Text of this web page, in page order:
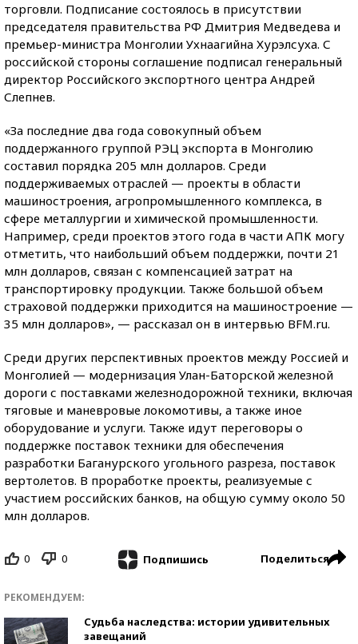
торговли. Подписание состоялось в присутствии
председателя правительства РФ Дмитрия Медведева и
премьер-министра Монголии Ухнаагийна Хурэлсуха. С
российской стороны соглашение подписал генеральный
директор Российского экспортного центра Андрей
Слепнев.
«За последние два года совокупный объем
поддержанного группой РЭЦ экспорта в Монголию
составил порядка 205 млн долларов. Среди
поддерживаемых отраслей — проекты в области
машиностроения, агропромышленного комплекса, в
сфере металлургии и химической промышленности.
Например, среди проектов этого года в части АПК могу
отметить, что наибольший объем поддержки, почти 21
млн долларов, связан с компенсацией затрат на
транспортировку продукции. Также большой объем
страховой поддержки приходится на машиностроение —
35 млн долларов», — рассказал он в интервью BFM.ru.
Среди других перспективных проектов между Россией и
Монголией — модернизация Улан-Баторской железной
дороги с поставками железнодорожной техники, включая
тяговые и маневровые локомотивы, а также иное
оборудование и услуги. Также идут переговоры о
поддержке поставок техники для обеспечения
разработки Баганурского угольного разреза, поставок
вертолетов. В проработке проекты, реализуемые с
участием российских банков, на общую сумму около 50
млн долларов.
0 0 Подпишись Поделиться
РЕКОМЕНДУЕМ:
Судьба наследства: истории удивительных
завещаний